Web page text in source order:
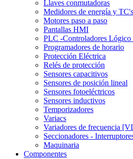
Llaves conmutadoras
Medidores de energía y
Motores paso a paso
Pantallas HMI
PLC -Controladores Lógico
Programadores de horario
Protección Eléctrica
Relés de protección
Sensores capacitivos
Sensores de posición lineal
Sensores fotoeléctricos
Sensores inductivos
Temporizadores
Variacs
Variadores de frecuencia
Seccionadores -
Maquinaria
Componentes